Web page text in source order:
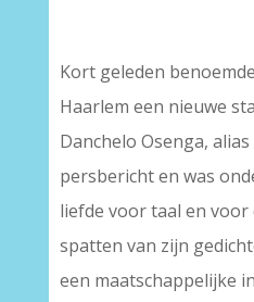
Kort geleden
Haarlem een nieuwe
Danchelo Osenga,
persbericht en was
liefde voor taal en voor
spatten van zijn
een maatschappelijke